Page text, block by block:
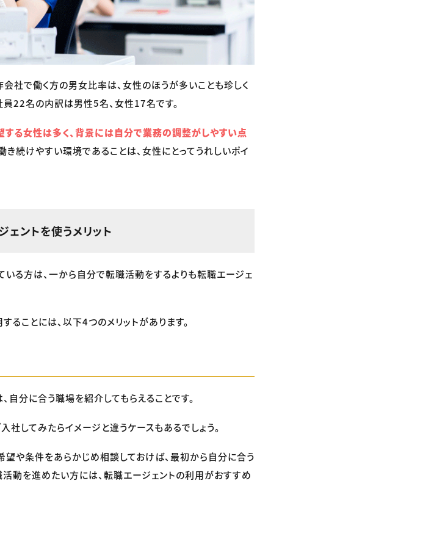
社で働く方の男女比率は、女性のほうが多いことも珍しく
22名の内訳は男性5名、女性17名です。
する女性は多く、背景には自分で業務の調整がしやすい点
続けやすい環境であることは、女性にとってうれしいポイ
ントを使うメリット
る方は、一から自分で転職活動をするよりも転職エージェ
ることには、以下4つのメリットがあります。
自分に合う職場を紹介してもらえることです。
してみたらイメージと違うケースもあるでしょう。
望や条件をあらかじめ相談しておけば、最初から自分に合う
動を進めたい方には、転職エージェントの利用がおすすめ